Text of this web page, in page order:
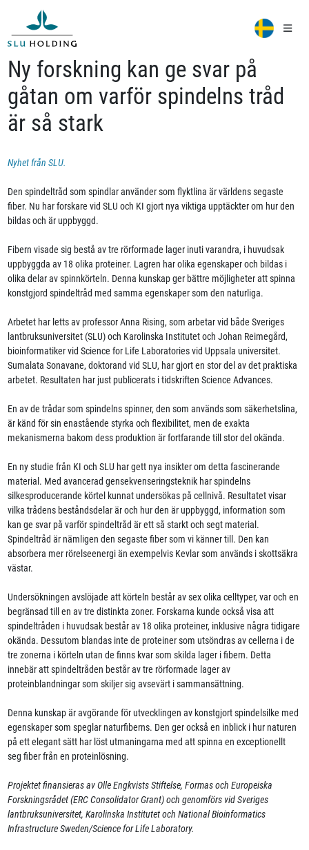
Ny forskning kan ge svar på
gåtan om varför spindelns tråd
är så stark
Nyhet från SLU.
Den spindeltråd som spindlar använder som flyktlina är världens segaste
fiber. Nu har forskare vid SLU och KI gjort nya viktiga upptäckter om hur den
bildas och är uppbyggd.
Fibern visade sig bestå av tre rörformade lager inuti varandra, i huvudsak
uppbyggda av 18 olika proteiner. Lagren har olika egenskaper och bildas i
olika delar av spinnkörteln. Denna kunskap ger bättre möjligheter att spinna
konstgjord spindeltråd med samma egenskaper som den naturliga.
Arbetet har letts av professor Anna Rising, som arbetar vid både Sveriges
lantbruksuniversitet (SLU) och Karolinska Institutet och Johan Reimegård,
bioinformatiker vid Science for Life Laboratories vid Uppsala universitet.
Sumalata Sonavane, doktorand vid SLU, har gjort en stor del av det praktiska
arbetet. Resultaten har just publicerats i tidskriften Science Advances.
En av de trådar som spindelns spinner, den som används som säkerhetslina,
är känd för sin enastående styrka och flexibilitet, men de exakta
mekanismerna bakom dess produktion är fortfarande till stor del okända.
En ny studie från KI och SLU har gett nya insikter om detta fascinerande
material. Med avancerad gensekvenseringsteknik har spindelns
silkesproducerande körtel kunnat undersökas på cellnivå. Resultatet visar
vilka trådens beståndsdelar är och hur den är uppbyggd, information som
kan ge svar på varför spindeltråd är ett så starkt och segt material.
Spindeltråd är nämligen den segaste fiber som vi känner till. Den kan
absorbera mer rörelseenergi än exempelvis Kevlar som används i skottsäkra
västar.
Undersökningen avslöjade att körteln består av sex olika celltyper, var och en
begränsad till en av tre distinkta zoner. Forskarna kunde också visa att
spindeltråden i huvudsak består av 18 olika proteiner, inklusive några tidigare
okända. Dessutom blandas inte de proteiner som utsöndras av cellerna i de
tre zonerna i körteln utan de finns kvar som skilda lager i fibern. Detta
innebär att spindeltråden består av tre rörformade lager av
proteinblandningar som skiljer sig avsevärt i sammansättning.
Denna kunskap är avgörande för utvecklingen av konstgjort spindelsilke med
egenskaper som speglar naturfiberns. Den ger också en inblick i hur naturen
på ett elegant sätt har löst utmaningarna med att spinna en exceptionellt
seg fiber från en proteinlösning.
Projektet finansieras av Olle Engkvists Stiftelse, Formas och Europeiska
Forskningsrådet (ERC Consolidator Grant) och genomförs vid Sveriges
lantbruksuniversitet, Karolinska Institutet och National Bioinformatics
Infrastructure Sweden/Science for Life Laboratory.